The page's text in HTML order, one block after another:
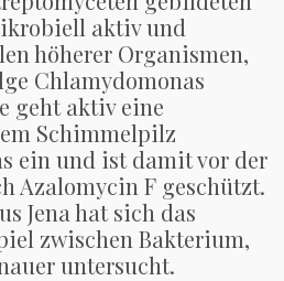
aktiv und
höherer Organismen,
Chlamydomonas
geht aktiv eine
Schimmelpilz
ein und ist damit vor der
Azalomycin F geschützt.
Jena hat sich das
zwischen Bakterium,
untersucht.